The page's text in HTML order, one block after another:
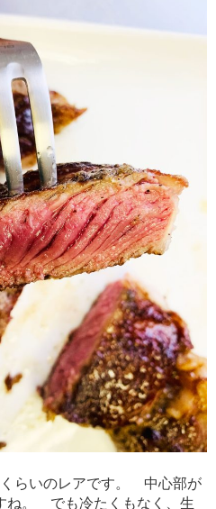
くらいのレアです。 中心部が
ね。 でも冷たくもなく、生